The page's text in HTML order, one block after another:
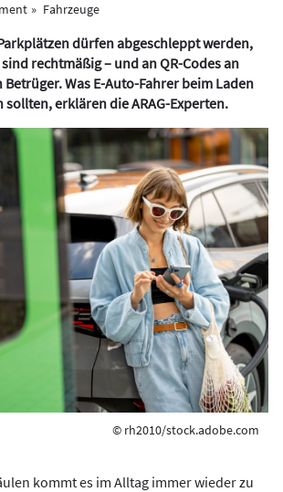
Fahrzeuge
dürfen abgeschleppt werden,
rechtmäßig – und an QR-Codes an
Was E-Auto-Fahrer beim Laden
sollten, erklären die ARAG-Experten.
© rh2010/stock.adobe.com
kommt es im Alltag immer wieder zu